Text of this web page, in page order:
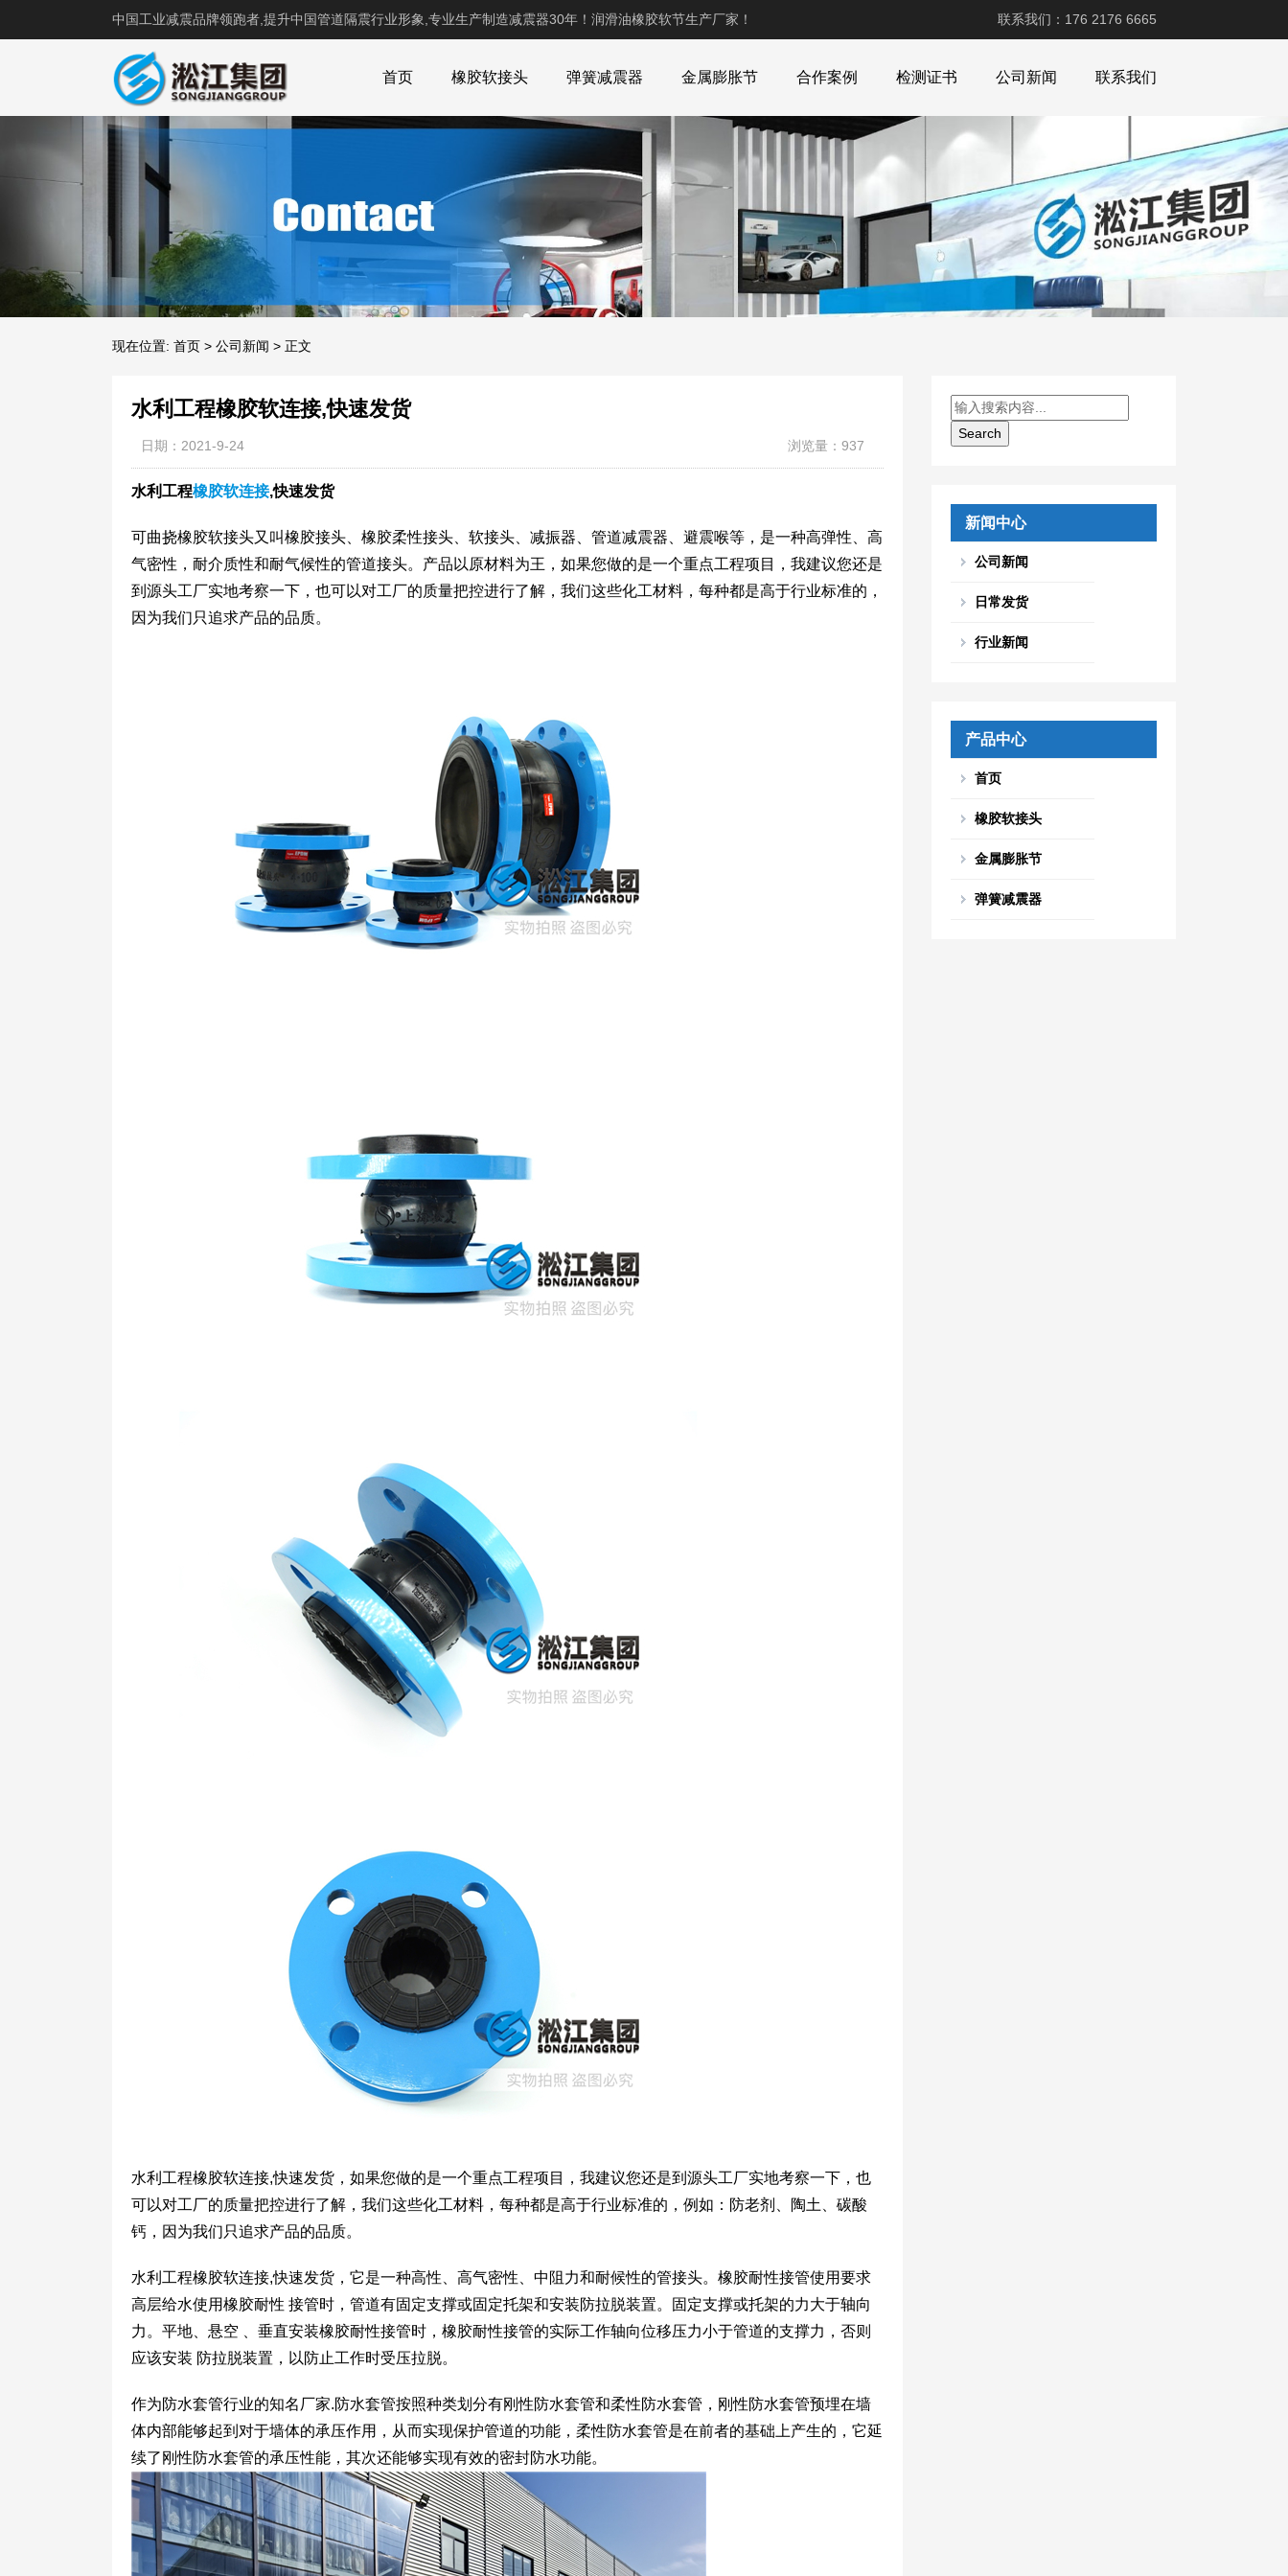
中国工业减震品牌领跑者,提升中国管道隔震行业形象,专业生产制造减震器30年！润滑油橡胶软节生产厂家！ 联系我们：176 2176 6665
首页 橡胶软接头 弹簧减震器 金属膨胀节 合作案例 检测证书 公司新闻 联系我们
现在位置: 首页 > 公司新闻 > 正文
水利工程橡胶软连接,快速发货
日期：2021-9-24 浏览量：937
水利工程橡胶软连接,快速发货
可曲挠橡胶软接头又叫橡胶接头、橡胶柔性接头、软接头、减振器、管道减震器、避震喉等，是一种高弹性、高
气密性，耐介质性和耐气候性的管道接头。产品以原材料为王，如果您做的是一个重点工程项目，我建议您还是
到源头工厂实地考察一下，也可以对工厂的质量把控进行了解，我们这些化工材料，每种都是高于行业标准的，
因为我们只追求产品的品质。
水利工程橡胶软连接,快速发货，如果您做的是一个重点工程项目，我建议您还是到源头工厂实地考察一下，也
可以对工厂的质量把控进行了解，我们这些化工材料，每种都是高于行业标准的，例如：防老剂、陶土、碳酸
钙，因为我们只追求产品的品质。
水利工程橡胶软连接,快速发货，它是一种高性、高气密性、中阻力和耐候性的管接头。橡胶耐性接管使用要求
高层给水使用橡胶耐性 接管时，管道有固定支撑或固定托架和安装防拉脱装置。固定支撑或托架的力大于轴向
力。平地、悬空 、垂直安装橡胶耐性接管时，橡胶耐性接管的实际工作轴向位移压力小于管道的支撑力，否则
应该安装 防拉脱装置，以防止工作时受压拉脱。
作为防水套管行业的知名厂家.防水套管按照种类划分有刚性防水套管和柔性防水套管，刚性防水套管预埋在墙
体内部能够起到对于墙体的承压作用，从而实现保护管道的功能，柔性防水套管是在前者的基础上产生的，它延
续了刚性防水套管的承压性能，其次还能够实现有效的密封防水功能。
新闻中心
公司新闻
日常发货
行业新闻
产品中心
首页
橡胶软接头
金属膨胀节
弹簧减震器